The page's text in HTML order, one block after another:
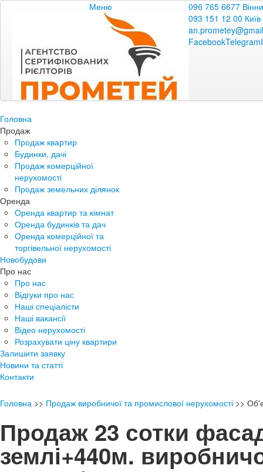
Меню
096 765 6677
093 151 12 00 Київ
FacebookTelegram
Головна
Продаж
Продаж квартир
Будинки, дачі
Продаж комерційної
нерухомості
Продаж земельних ділянок
Оренда
Оренда квартир та кімнат
Оренда будинків та дач
Оренда комерційної та
торгівельної нерухомості
Новобудови
Про нас
Про нас
Відгуки про нас
Наші спеціалісти
Наші вакансії
Відео нерухомості
Розрахувати ціну квартири
Залишити заявку
Новини та статті
Контакти
Головна >> Продаж виробничої та промислової нерухомості >>
Продаж 23 сотки
землі+440м.